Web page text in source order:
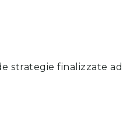
strategie finalizzate